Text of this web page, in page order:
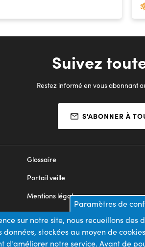
Suivez
Restez informé en vous abonnant
S'ABONNER À
Glossaire
Portail veille
Mentions légales
Appels d'offres
Plan du site
Paramètres de
sur notre site, nous recueillons des
stockées au moyen de
d'améliorer notre service. Avant de